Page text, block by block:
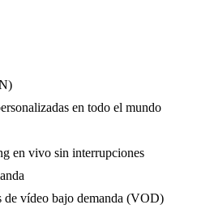
en todo el mundo
en vivo sin interrupciones
de vídeo bajo demanda (VOD)